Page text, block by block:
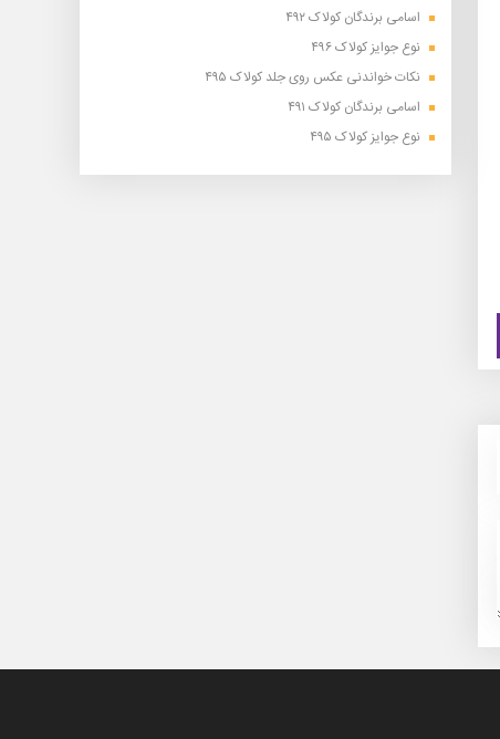
اسامی برندگان کولاک ۴۹۲
نوع جوایز کولاک ۴۹۶
نکات خواندنی عکس روی جلد کولاک ۴۹۵
اسامی برندگان کولاک ۴۹۱
نوع جوایز کولاک ۴۹۵